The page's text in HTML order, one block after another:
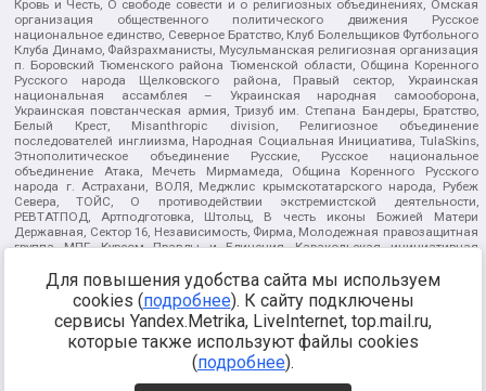
Кровь и Честь, О свободе совести и о религиозных объединениях, Омская
организация общественного политического движения Русское
национальное единство, Северное Братство, Клуб Болельщиков Футбольного
Клуба Динамо, Файзрахманисты, Мусульманская религиозная организация
п. Боровский Тюменского района Тюменской области, Община Коренного
Русского народа Щелковского района, Правый сектор, Украинская
национальная ассамблея – Украинская народная самооборона,
Украинская повстанческая армия, Тризуб им. Степана Бандеры, Братство,
Белый Крест, Misanthropic division, Религиозное объединение
последователей инглиизма, Народная Социальная Инициатива, TulaSkins,
Этнополитическое объединение Русские, Русское национальное
объединение Атака, Мечеть Мирмамеда, Община Коренного Русского
народа г. Астрахани, ВОЛЯ, Меджлис крымскотатарского народа, Рубеж
Севера, ТОЙС, О противодействии экстремистской деятельности,
РЕВТАТПОД, Артподготовка, Штольц, В честь иконы Божией Матери
Державная, Сектор 16, Независимость, Фирма, Молодежная правозащитная
группа МПГ, Курсом Правды и Единения, Каракольская инициативная
Благотворительный пансионат Ак Умут, Русская республика Русь,
Арестантское уголовное единство, Башкорт, Нация и свобода, W.H.С., Фалунь
Дафа, Иртыш Ultras, Русский Патриотический клуб-Новокузнецк/РПК,
Сибирский державный союз, Фонд борьбы с коррупцией, Фонд защиты прав
граждан, Штабы Навального, Совет граждан СССР Прикубанского округа г.
https://minjust.gov.ru/ru/documents/7822/
Для повышения удобства сайта мы используем
cookies (подробнее). К сайту подключены
сервисы Yandex.Metrika, LiveInternet, top.mail.ru,
которые также используют файлы cookies
(подробнее).